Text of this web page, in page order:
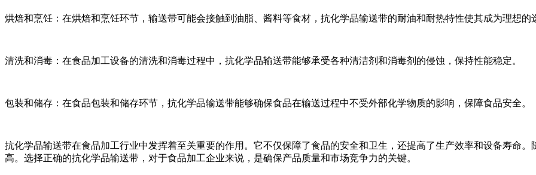
烘焙和烹饪：在烘焙和烹饪环节，输送带可能会接触到油脂、酱料等食材，抗化学品输送带的耐油和耐热特性使其成为理想的
清洗和消毒：在食品加工设备的清洗和消毒过程中，抗化学品输送带能够承受各种清洁剂和消毒剂的侵蚀，保持性能稳定。
包装和储存：在食品包装和储存环节，抗化学品输送带能够确保食品在输送过程中不受外部化学物质的影响，保障食品安全。
抗化学品输送带在食品加工行业中发挥着至关重要的作用。它不仅保障了食品的安全和卫生，还提高了生产效率和设备寿命
高。选择正确的抗化学品输送带，对于食品加工企业来说，是确保产品质量和市场竞争力的关键。